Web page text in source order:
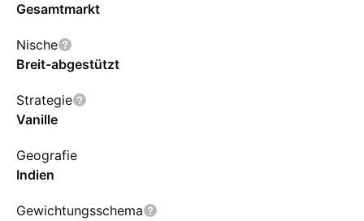
Gesamtmarkt
Nische
Breit-abgestützt
Strategie
Vanille
Geografie
Indien
Gewichtungsschema